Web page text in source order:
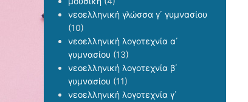
νεοελληνική γλώσσα γ΄ γυμνασίου
(10)
νεοελληνική λογοτεχνία α΄
γυμνασίου (13)
νεοελληνική λογοτεχνία β΄
γυμνασίου (11)
νεοελληνική λογοτεχνία γ΄